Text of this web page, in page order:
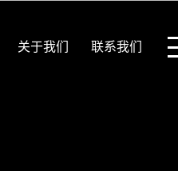
关于我们 联系我们